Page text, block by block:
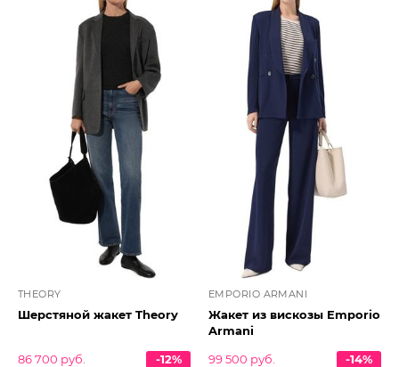
THEORY
Шерстяной жакет Theory
86 700 руб.
-12%
EMPORIO ARMANI
Жакет из вискозы Emporio
Armani
99 500 руб.
-14%